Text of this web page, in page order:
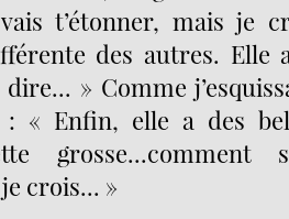
t’étonner, mais je
des autres. Elle
» Comme
: « Enfin, elle a des
grosse...comment
crois... »